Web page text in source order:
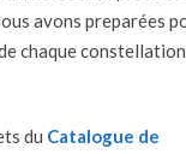
avons preparées
chaque
du Catalogue de